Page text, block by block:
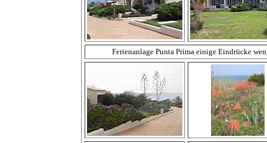
Ferienanlage Punta Prima einige Eindrücke